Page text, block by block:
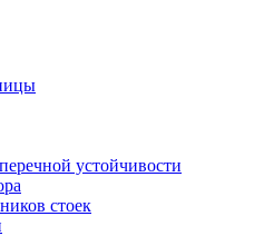
устойчивости
стоек